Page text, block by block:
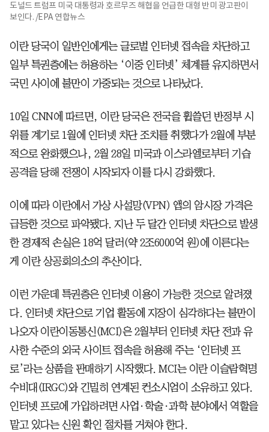
도널드 트럼프 미국 대통령과 호르무즈 해협을 언급한 대형 반미 광고판이
보인다. /EPA 연합뉴스
이란 당국이 일반인에게는 글로벌 인터넷 접속을 차단하고
일부 특권층에는 허용하는 ‘이중 인터넷’ 체계를 유지하면서
국민 사이에 불만이 가중되는 것으로 나타났다.
10일 CNN에 따르면, 이란 당국은 전국을 휩쓸던 반정부 시
위를 계기로 1월에 인터넷 차단 조치를 취했다가 2월에 부분
적으로 완화했으나, 2월 28일 미국과 이스라엘로부터 기습
공격을 당해 전쟁이 시작되자 이를 다시 강화했다.
이에 따라 이란에서 가상 사설망(VPN) 앱의 암시장 가격은
급등한 것으로 파악됐다. 지난 두 달간 인터넷 차단으로 발생
한 경제적 손실은 18억 달러(약 2조6000억 원)에 이른다는
게 이란 상공회의소의 추산이다.
이런 가운데 특권층은 인터넷 이용이 가능한 것으로 알려졌
다. 인터넷 차단으로 기업 활동에 지장이 심각하다는 불만이
나오자 이란이동통신(MCI)은 2월부터 인터넷 차단 전과 유
사한 수준의 외국 사이트 접속을 허용해 주는 ‘인터넷 프
로’라는 상품을 판매하기 시작했다. MCI는 이란 이슬람혁명
수비대(IRGC)와 긴밀히 연계된 컨소시엄이 소유하고 있다.
인터넷 프로에 가입하려면 사업·학술·과학 분야에서 역할을
맡고 있다는 신원 확인 절차를 거쳐야 한다.